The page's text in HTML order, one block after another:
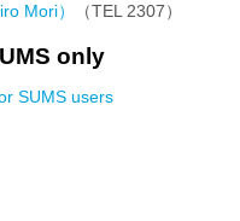
Mori）
（TEL 2307）
only
SUMS users